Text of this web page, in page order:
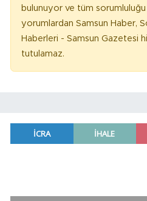
bulunuyor ve tüm
yorumlardan Samsun Haber,
Haberleri - Samsun Gazetesi
tutulamaz.